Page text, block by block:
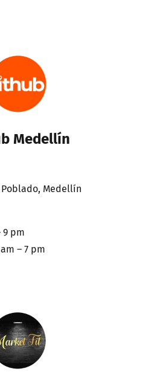
Medellín
Poblado, Medellín
9 pm
– 7 pm